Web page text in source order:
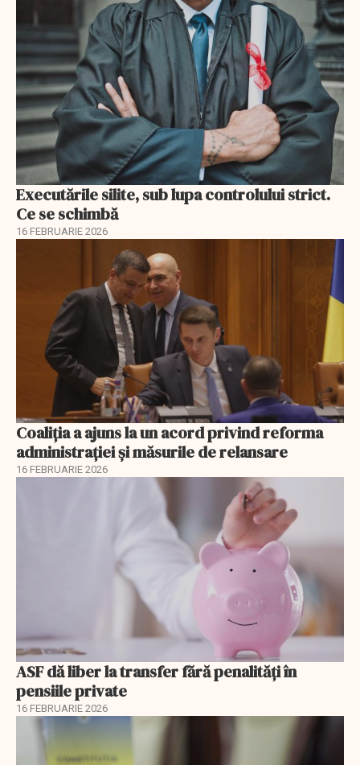
Executările silite, sub lupa controlului strict.
Ce se schimbă
16 FEBRUARIE 2026
Coaliția a ajuns la un acord privind reforma
administrației și măsurile de relansare
16 FEBRUARIE 2026
ASF dă liber la transfer fără penalități în
pensiile private
16 FEBRUARIE 2026